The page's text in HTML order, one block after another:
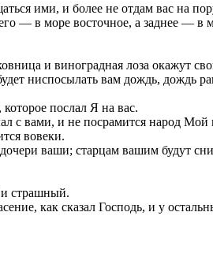
ими, и более не отдам вас на
— в море восточное, а заднее — в
и виноградная лоза окажут
ниспосылать вам дождь, дождь
послал Я на вас.
с вами, и не посрамится народ Мой
вовеки.
ваши; старцам вашим будут
и страшный.
как сказал Господь, и у